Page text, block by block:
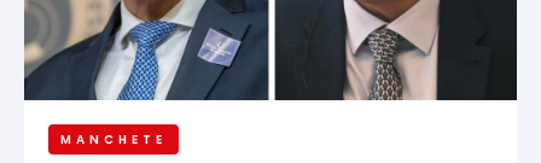
MANCHETE